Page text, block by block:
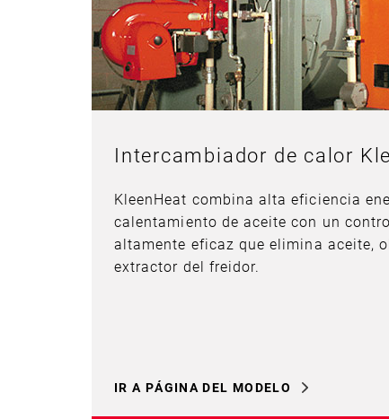
Intercambiador de calor
KleenHeat combina alta eficiencia
calentamiento de aceite con un
altamente eficaz que elimina aceite,
extractor del freidor.
IR A PÁGINA DEL MODELO